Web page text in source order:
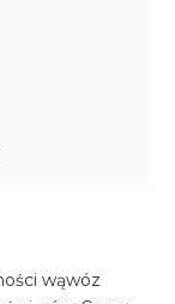
wąwóz